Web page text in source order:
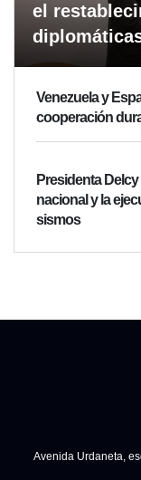
el
Venezuela y
cooperación
Presidenta
nacional y la
sismos
Avenida Urdaneta,